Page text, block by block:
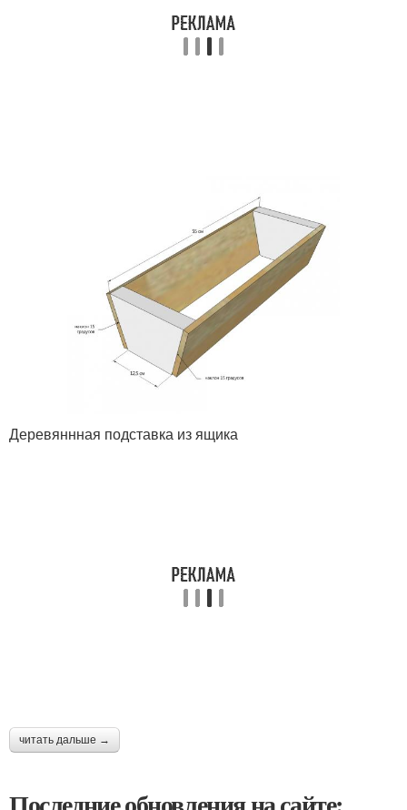
Деревяннная подставка из ящика
читать дальше →